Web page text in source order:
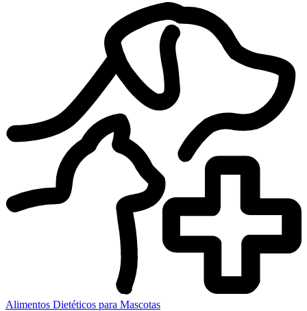
Alimentos Dietéticos para Mascotas